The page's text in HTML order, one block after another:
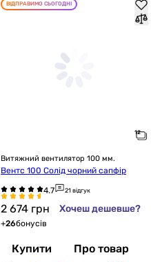
ВІДПРАВИМО СЬОГОДНІ
Витяжний вентилятор 100 мм.
Вентс 100 Солід чорний сапфір
21 відгук
2 674 грн Хочеш дешевше?
+26бонусів
Купити Про товар